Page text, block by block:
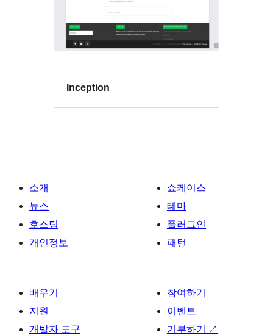
Inception
소개
뉴스
호스팅
개인정보
쇼케이스
테마
플러그인
패턴
배우기
지원
개발자 도구
참여하기
이벤트
기부하기
↗